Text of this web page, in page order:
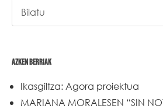
AZKEN BERRIAK
Ikasgiltza: Agora proiektua
MARIANA MORALESEN “SIN